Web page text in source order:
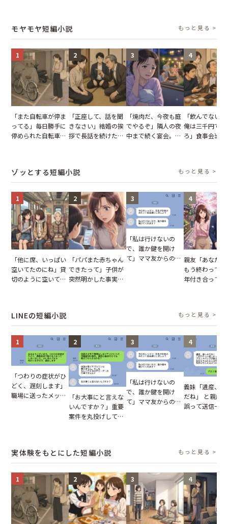
が一変
モヤモヤ短編小説 もっと見る >
1
「また自転車が停ま
ってる」毎日勝手に
停められた自転車。
2
「正座して、話を聞
きなさい」結婚の挨
拶で長話を続けた義
3
「焼肉だ、今夜も庭
でやるぞ」隣人の夜
中まで続く宴会。我
4
「飲んでない
俺は三千円で
ろ」食事会当
ゾッとする短編小説 もっと見る >
1
「他に席、いっぱい
空いてたのにね」貸
切のように空いてる
2
「パパまた赤ちゃん
できたって」子供が
突然明かした事実。
3
「私は行けないの
で、誰か鍵を開け
て」ママ友からの
4
親友「あなた
もう終わって
年付き合って
LINEの短編小説 もっと見る >
1
「つわりの症状がひ
どく、遅刻します」
職場に送ったメッセ
2
「お大事にと言えな
いんですか？」重要
案件を丸投げして休
3
「私は行けないの
で、誰か鍵を開け
て」ママ友からの
4
義妹「遺産、
だね」 と親戚
誤って送信→夫
実体験をもとにした短編小説 もっと見る >
1 2 3 4